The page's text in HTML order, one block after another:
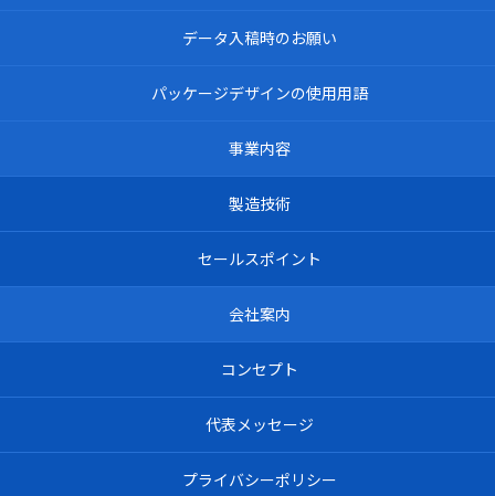
データ入稿時のお願い
パッケージデザインの使用用語
事業内容
製造技術
セールスポイント
会社案内
コンセプト
代表メッセージ
プライバシーポリシー